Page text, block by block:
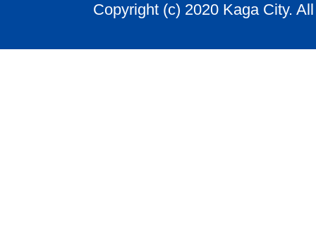
Copyright (c) 2020 Kaga City.